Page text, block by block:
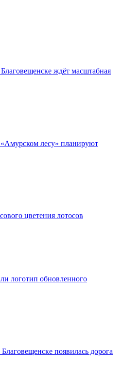
ждёт масштабная
лесу» планируют
цветения лотосов
логотип обновленного
появилась дорога